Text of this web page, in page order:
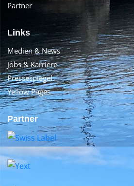
Partner
Links
Medien & News
Jobs & Karriere
Pressespiegel
Yellow Pages
Partner